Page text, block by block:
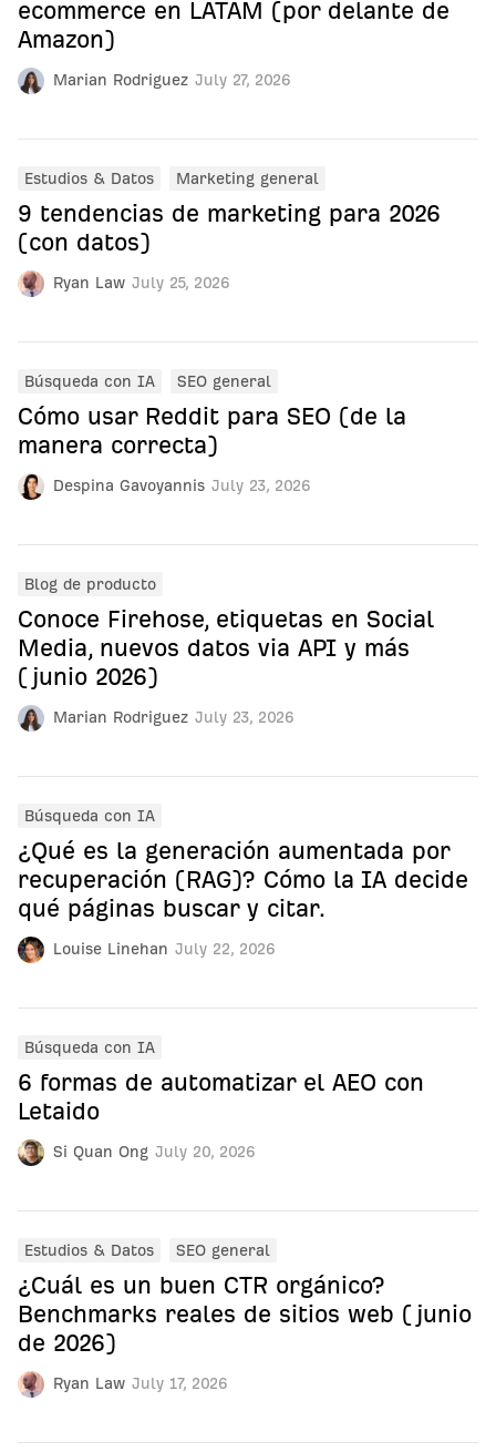
Marian Rodriguez July 27, 2026
ecommerce en LATAM (por delante de
Amazon)
Ryan Law July 25, 2026
Estudios & Datos Marketing general
9 tendencias de marketing para 2026
(con datos)
Despina Gavoyannis July 23, 2026
Búsqueda con IA SEO general
Cómo usar Reddit para SEO (de la
manera correcta)
Marian Rodriguez July 23, 2026
Blog de producto
Conoce Firehose, etiquetas en Social
Media, nuevos datos via API y más
(junio 2026)
Louise Linehan July 22, 2026
Búsqueda con IA
¿Qué es la generación aumentada por
recuperación (RAG)? Cómo la IA decide
qué páginas buscar y citar.
Si Quan Ong July 20, 2026
Búsqueda con IA
6 formas de automatizar el AEO con
Letaido
Ryan Law July 17, 2026
Estudios & Datos SEO general
¿Cuál es un buen CTR orgánico?
Benchmarks reales de sitios web (junio
de 2026)